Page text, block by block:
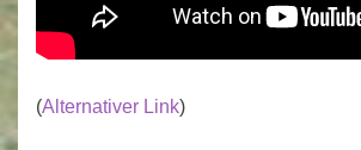
(Alternativer Link)